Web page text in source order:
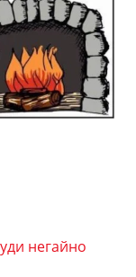
негайно